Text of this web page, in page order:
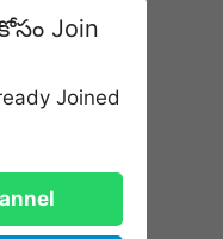
వర్తిస్తాయి.
Join
Joined